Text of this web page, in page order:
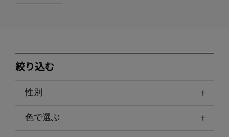
絞り込む
性別
色で選ぶ